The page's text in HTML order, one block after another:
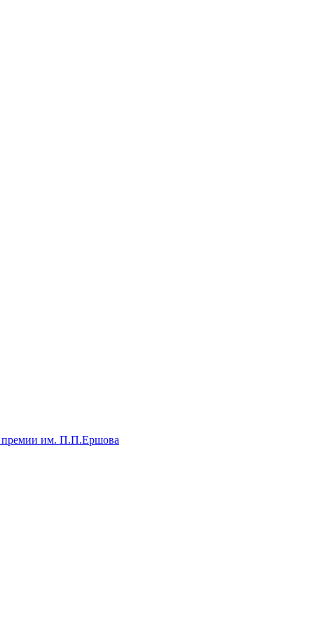
премии им. П.П.Ершова